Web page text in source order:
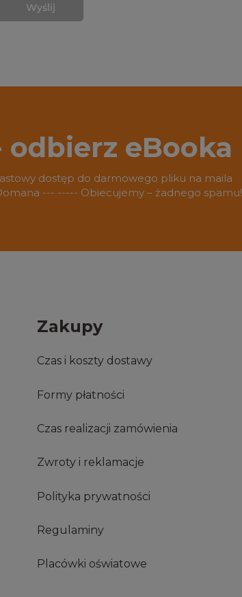
Wyślij
eBooka
dostęp do darmowego pliku na maila
--- ----- Obiecujemy – żadnego spamu!
Zakupy
Czas i koszty dostawy
Formy płatności
Czas realizacji zamówienia
Zwroty i reklamacje
Polityka prywatności
Regulaminy
Placówki oświatowe